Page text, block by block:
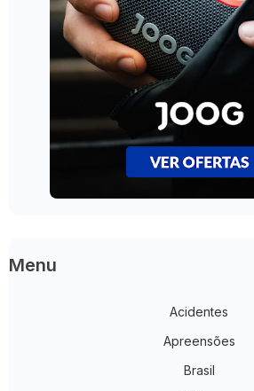
Menu
Acidentes
Apreensões
Brasil